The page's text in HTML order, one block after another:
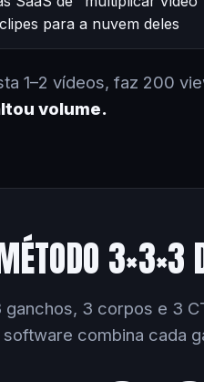
para a nuvem deles
1–2 vídeos, faz 200
volume.
3×3×3
ganchos, 3 corpos e 3
software combina cada